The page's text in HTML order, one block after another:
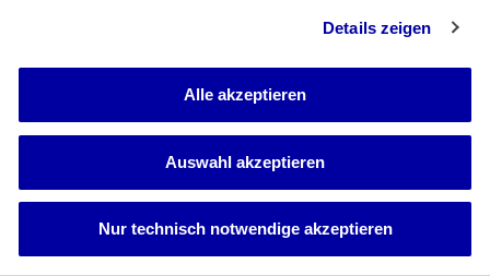
Details zeigen
Alle akzeptieren
Auswahl akzeptieren
Nur technisch notwendige akzeptieren
einer einzigen Person steuerlich zuzurechnen sind
- angedeutet, er könne einer teleologischen Reduktion
nähertreten (zum Ganzen BFH-Urteil vom 18.11.2020 - I R
25/18, BFHE 271, 421, BStBl II 2021, 732, Rz 23 f.).
zunächst entgegen, dass sich durch die Umwandlung der
XA-GmbH in eine Personengesellschaft die stillen Reserven